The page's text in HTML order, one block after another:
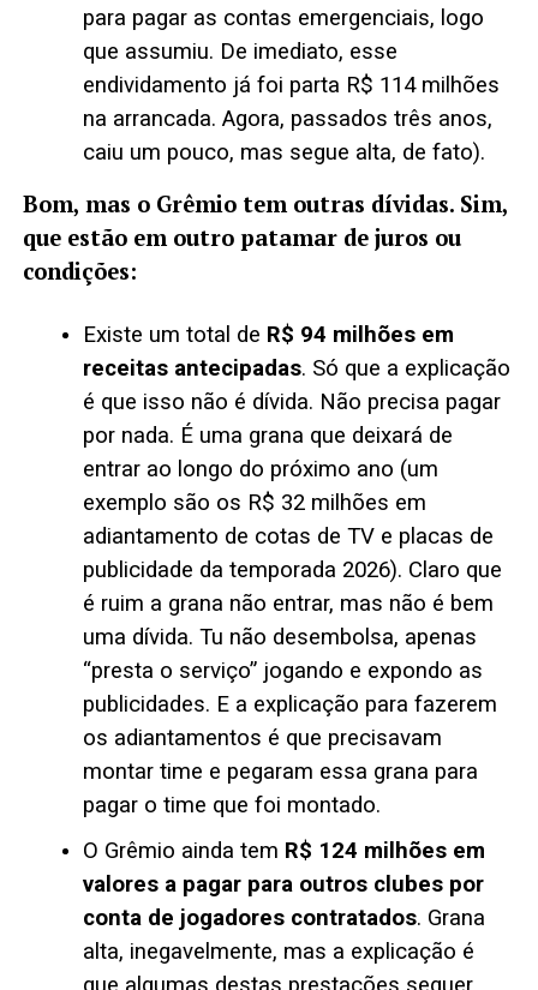
para pagar as contas emergenciais, logo
que assumiu. De imediato, esse
endividamento já foi parta R$ 114 milhões
na arrancada. Agora, passados três anos,
caiu um pouco, mas segue alta, de fato).
Bom, mas o Grêmio tem outras dívidas. Sim,
que estão em outro patamar de juros ou
condições:
Existe um total de R$ 94 milhões em
receitas antecipadas. Só que a explicação
é que isso não é dívida. Não precisa pagar
por nada. É uma grana que deixará de
entrar ao longo do próximo ano (um
exemplo são os R$ 32 milhões em
adiantamento de cotas de TV e placas de
publicidade da temporada 2026). Claro que
é ruim a grana não entrar, mas não é bem
uma dívida. Tu não desembolsa, apenas
“presta o serviço” jogando e expondo as
publicidades. E a explicação para fazerem
os adiantamentos é que precisavam
montar time e pegaram essa grana para
pagar o time que foi montado.
O Grêmio ainda tem R$ 124 milhões em
valores a pagar para outros clubes por
conta de jogadores contratados. Grana
alta, inegavelmente, mas a explicação é